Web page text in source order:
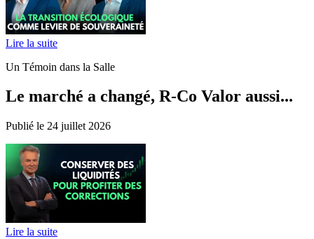
Lire la suite
Un Témoin dans la Salle
Le marché a changé, R-Co Valor aussi...
Publié le 24 juillet 2026
Lire la suite